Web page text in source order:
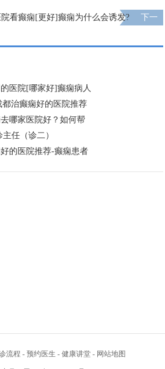
看癫痫[更好]癫痫为什么会诱发?
下一
医院[哪家好]癫痫病人
都治癫痫好的医院推荐
哪家医院好？如何帮
任（诊二）
的医院推荐-癫痫患者
流程 - 预约医生 - 健康讲堂 - 网站地图